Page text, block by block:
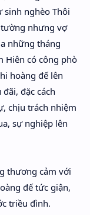
sinh nghèo Thôi
tường nhưng vợ
những tháng
Hiên có công phò
hoàng đế lên
đặc cách
chịu trách nhiệm
sự nghiệp lên
thương cảm với
đế tức giận,
triều đình.